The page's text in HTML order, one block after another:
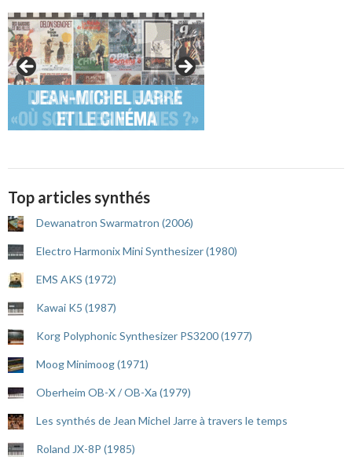
Top articles synthés
Dewanatron Swarmatron (2006)
Electro Harmonix Mini Synthesizer (1980)
EMS AKS (1972)
Kawai K5 (1987)
Korg Polyphonic Synthesizer PS3200 (1977)
Moog Minimoog (1971)
Oberheim OB-X / OB-Xa (1979)
Les synthés de Jean Michel Jarre à travers le temps
Roland JX-8P (1985)